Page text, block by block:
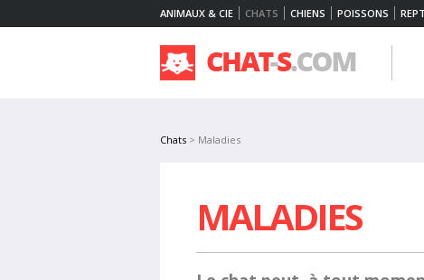
ANIMAUX & CIE CHATS CHIENS POISSONS
Chats > Maladies
MALADIES